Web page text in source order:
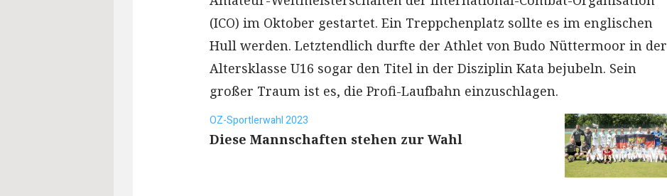
(ICO) im Oktober gestartet. Ein Treppchenplatz sollte es im englischen
Hull werden. Letztendlich durfte der Athlet von Budo Nüttermoor in der
Altersklasse U16 sogar den Titel in der Disziplin Kata bejubeln. Sein
großer Traum ist es, die Profi-Laufbahn einzuschlagen.
OZ-Sportlerwahl 2023
Diese Mannschaften stehen zur Wahl